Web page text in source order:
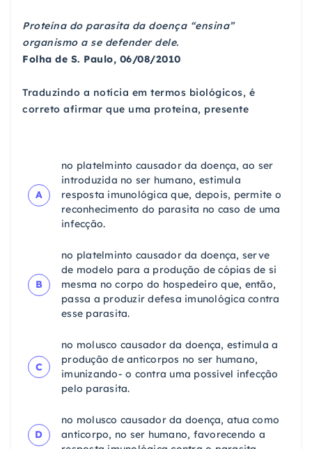
Proteína do parasita da doença “ensina”
organismo a se defender dele.
Folha de S. Paulo, 06/08/2010
Traduzindo a notícia em termos biológicos, é
correto afirmar que uma proteína, presente
A
no platelminto causador da doença, ao ser
introduzida no ser humano, estimula
resposta imunológica que, depois, permite o
reconhecimento do parasita no caso de uma
infecção.
B
no platelminto causador da doença, serve
de modelo para a produção de cópias de si
mesma no corpo do hospedeiro que, então,
passa a produzir defesa imunológica contra
esse parasita.
C
no molusco causador da doença, estimula a
produção de anticorpos no ser humano,
imunizando- o contra uma possível infecção
pelo parasita.
D
no molusco causador da doença, atua como
anticorpo, no ser humano, favorecendo a